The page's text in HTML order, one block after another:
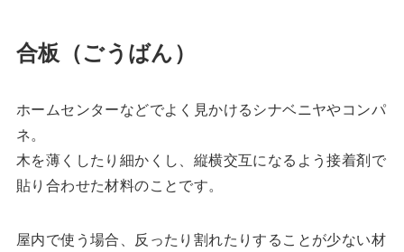
合板（ごうばん）
ホームセンターなどでよく見かけるシナベニヤやコンパ
ネ。
木を薄くしたり細かくし、縦横交互になるよう接着剤で
貼り合わせた材料のことです。
屋内で使う場合、反ったり割れたりすることが少ない材